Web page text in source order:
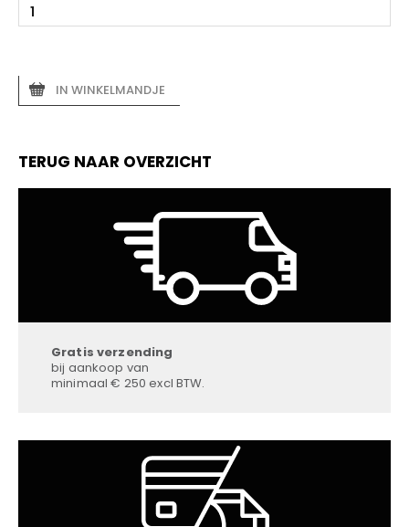
IN WINKELMANDJE
TERUG NAAR OVERZICHT
Gratis verzending
bij aankoop van
minimaal € 250 excl BTW.